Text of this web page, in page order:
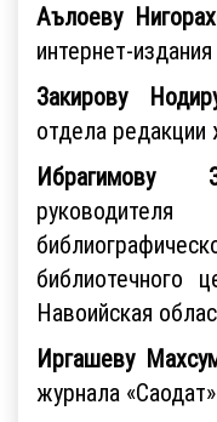
Аълоеву
интернет-
Закирову
отдела
Ибрагимову
библиотечного
Навоийская
Иргашеву
журнала «Саодат»